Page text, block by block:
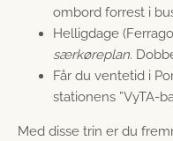
ombord forrest i
Helligdage
sær­køreplan.
Får du ventetid i
stationens ”VyTA-
Med disse trin er du